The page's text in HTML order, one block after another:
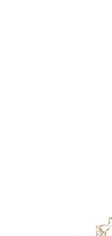
Afbeelding